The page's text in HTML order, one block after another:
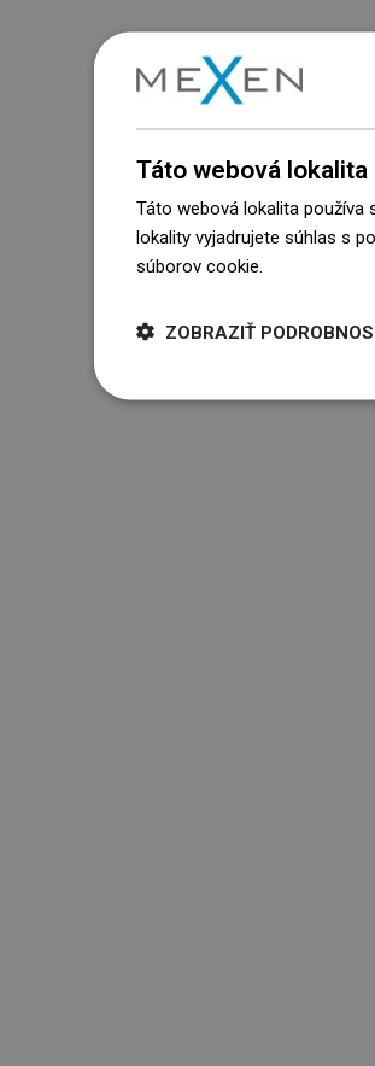
Táto webová
Táto webová lokalita používa
lokality vyjadrujete súhlas s
súborov cookie.
ZOBRAZIŤ